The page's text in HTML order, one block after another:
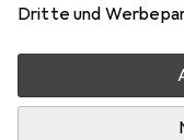
Dritte und
Benachrichtigen,